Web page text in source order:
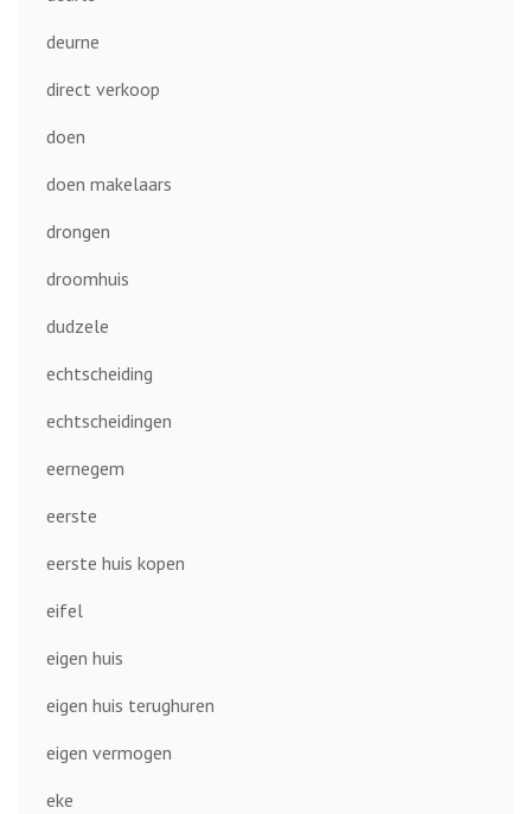
deurne
direct verkoop
doen
doen makelaars
drongen
droomhuis
dudzele
echtscheiding
echtscheidingen
eernegem
eerste
eerste huis kopen
eifel
eigen huis
eigen huis terughuren
eigen vermogen
eke